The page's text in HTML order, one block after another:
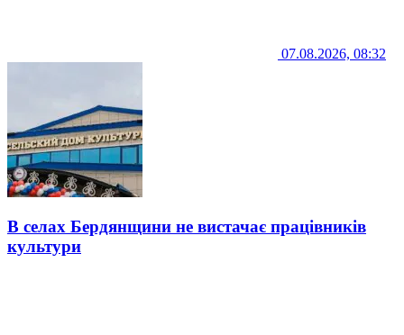
07.08.2026, 08:32
В селах Бердянщини не вистачає працівників
культури